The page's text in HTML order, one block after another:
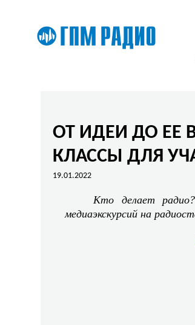
ОТ ИДЕИ ДО ЕЕ
КЛАССЫ ДЛЯ
19.01.2022
Кто делает
медиаэкскурсий на